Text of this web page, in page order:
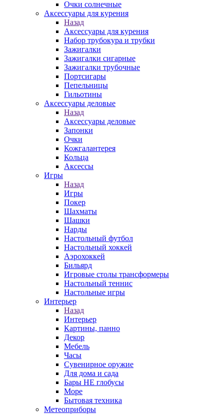
Очки солнечные
Аксессуары для курения
Назад
Аксессуары для курения
Набор трубокура и трубки
Зажигалки
Зажигалки сигарные
Зажигалки трубочные
Портсигары
Пепельницы
Гильотины
Аксессуары деловые
Назад
Аксессуары деловые
Запонки
Очки
Кожгалантерея
Кольца
Аксессы
Игры
Назад
Игры
Покер
Шахматы
Шашки
Нарды
Настольный футбол
Настольный хоккей
Аэрохоккей
Бильярд
Игровые столы трансформеры
Настольный теннис
Настольные игры
Интерьер
Назад
Интерьер
Картины, панно
Декор
Мебель
Часы
Сувенирное оружие
Для дома и сада
Бары НЕ глобусы
Море
Бытовая техника
Метеоприборы